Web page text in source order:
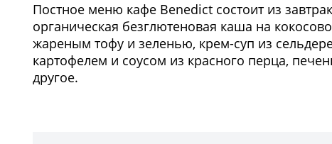
Постное меню кафе Benedict состоит из
органическая безглютеновая каша на
жареным тофу и зеленью, крем-суп из
картофелем и соусом из красного перца,
другое.